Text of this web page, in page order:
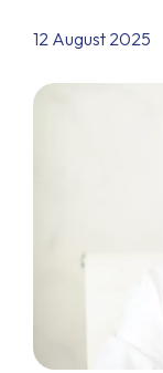
12 August 2025